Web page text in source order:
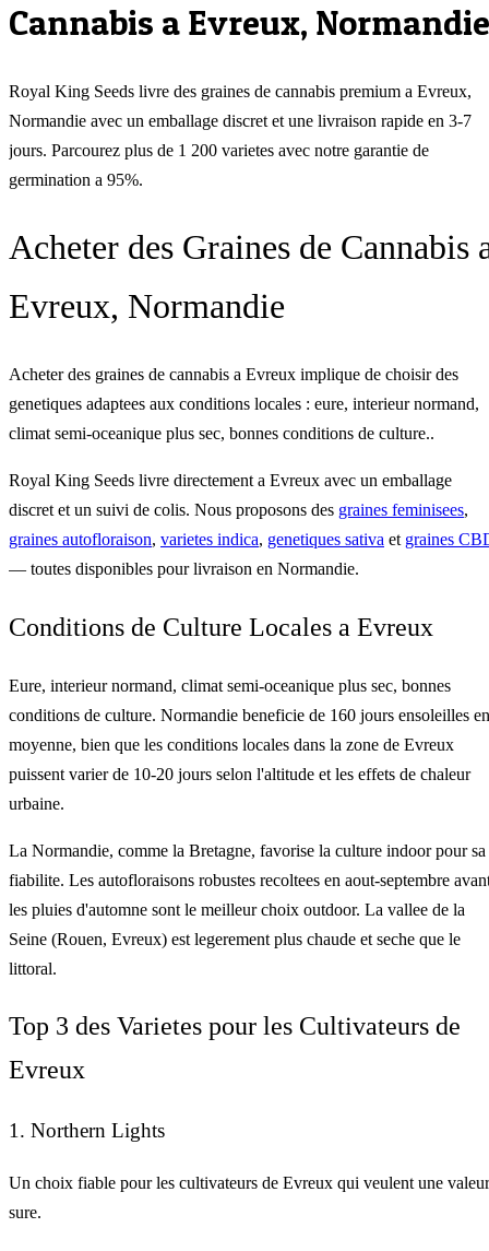
Cannabis a Evreux, Normandie
Royal King Seeds livre des graines de cannabis premium a Evreux,
Normandie avec un emballage discret et une livraison rapide en 3-7
jours. Parcourez plus de 1 200 varietes avec notre garantie de
germination a 95%.
Acheter des Graines de Cannabis
Evreux, Normandie
Acheter des graines de cannabis a Evreux implique de choisir des
genetiques adaptees aux conditions locales : eure, interieur normand,
climat semi-oceanique plus sec, bonnes conditions de culture..
Royal King Seeds livre directement a Evreux avec un emballage
discret et un suivi de colis. Nous proposons des graines feminisees,
graines autofloraison, varietes indica, genetiques sativa et graines
— toutes disponibles pour livraison en Normandie.
Conditions de Culture Locales a Evreux
Eure, interieur normand, climat semi-oceanique plus sec, bonnes
conditions de culture. Normandie beneficie de 160 jours ensoleilles en
moyenne, bien que les conditions locales dans la zone de Evreux
puissent varier de 10-20 jours selon l'altitude et les effets de chaleur
urbaine.
La Normandie, comme la Bretagne, favorise la culture indoor pour sa
fiabilite. Les autofloraisons robustes recoltees en aout-septembre
les pluies d'automne sont le meilleur choix outdoor. La vallee de la
Seine (Rouen, Evreux) est legerement plus chaude et seche que le
littoral.
Top 3 des Varietes pour les Cultivateurs de
Evreux
1. Northern Lights
Un choix fiable pour les cultivateurs de Evreux qui veulent une valeur
sure.